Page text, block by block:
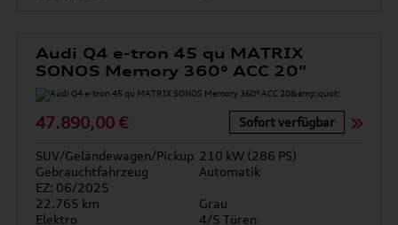
Audi Q4 e-tron 45 qu MATRIX
SONOS Memory 360° ACC 20"
47.890,00 € Sofort verfügbar
SUV/Geländewagen/Pickup 210 kW (286 PS)
Gebrauchtfahrzeug
Automatik
EZ: 06/2025
22.765 km
Grau
Elektro
4/5 Türen